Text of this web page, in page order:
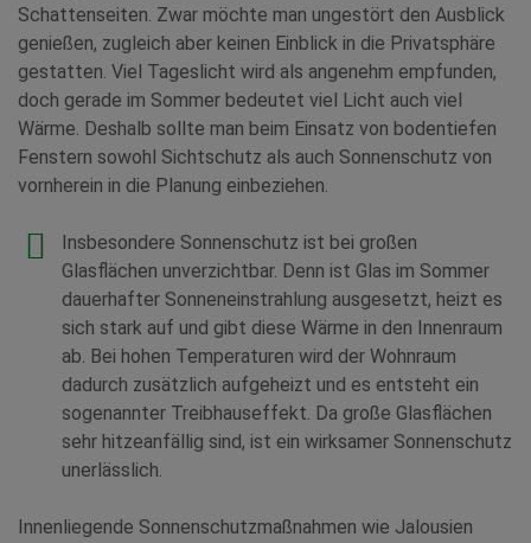
Schattenseiten. Zwar möchte man ungestört den Ausblick
genießen, zugleich aber keinen Einblick in die Privatsphäre
gestatten. Viel Tageslicht wird als angenehm empfunden,
doch gerade im Sommer bedeutet viel Licht auch viel
Wärme. Deshalb sollte man beim Einsatz von bodentiefen
Fenstern sowohl Sichtschutz als auch Sonnenschutz von
vornherein in die Planung einbeziehen.
Insbesondere Sonnenschutz ist bei großen
Glasflächen unverzichtbar. Denn ist Glas im Sommer
dauerhafter Sonneneinstrahlung ausgesetzt, heizt es
sich stark auf und gibt diese Wärme in den Innenraum
ab. Bei hohen Temperaturen wird der Wohnraum
dadurch zusätzlich aufgeheizt und es entsteht ein
sogenannter Treibhauseffekt. Da große Glasflächen
sehr hitzeanfällig sind, ist ein wirksamer Sonnenschutz
unerlässlich.
Innenliegende Sonnenschutzmaßnahmen wie Jalousien